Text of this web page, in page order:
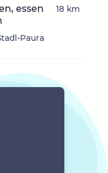
essen
Paura
18 km